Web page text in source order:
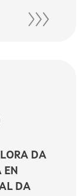
DA
EN
DA